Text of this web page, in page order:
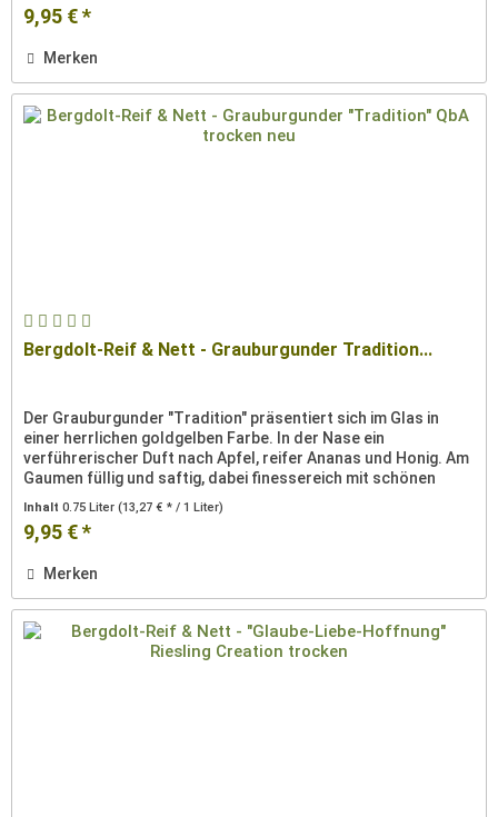
9,95 € *
Merken
Bergdolt-Reif & Nett - Grauburgunder Tradition...
Der Grauburgunder "Tradition" präsentiert sich im Glas in
einer herrlichen goldgelben Farbe. In der Nase ein
verführerischer Duft nach Apfel, reifer Ananas und Honig. Am
Gaumen füllig und saftig, dabei finessereich mit schönen
Inhalt0.75 Liter(13,27 € * / 1 Liter)
9,95 € *
Merken